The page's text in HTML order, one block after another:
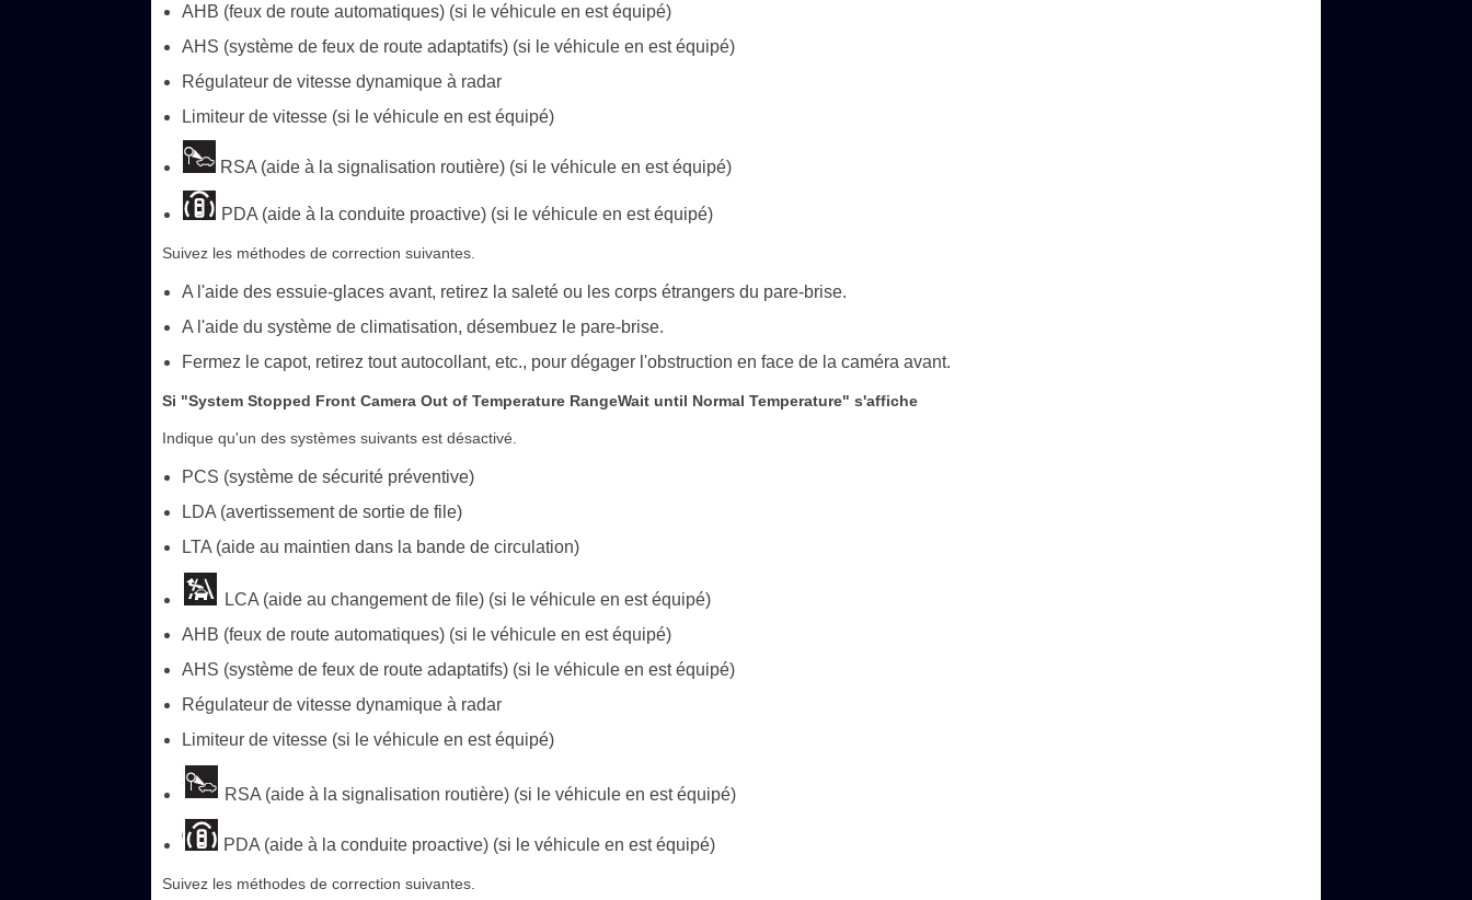
AHB (feux de route automatiques) (si le véhicule en est équipé)
AHS (système de feux de route adaptatifs) (si le véhicule en est équipé)
Régulateur de vitesse dynamique à radar
Limiteur de vitesse (si le véhicule en est équipé)
RSA (aide à la signalisation routière) (si le véhicule en est équipé)
PDA (aide à la conduite proactive) (si le véhicule en est équipé)
Suivez les méthodes de correction suivantes.
A l'aide des essuie-glaces avant, retirez la saleté ou les corps étrangers du pare-brise.
A l'aide du système de climatisation, désembuez le pare-brise.
Fermez le capot, retirez tout autocollant, etc., pour dégager l'obstruction en face de la caméra avant.
Si "System Stopped Front Camera Out of Temperature RangeWait until Normal Temperature" s'affiche
Indique qu'un des systèmes suivants est désactivé.
PCS (système de sécurité préventive)
LDA (avertissement de sortie de file)
LTA (aide au maintien dans la bande de circulation)
LCA (aide au changement de file) (si le véhicule en est équipé)
AHB (feux de route automatiques) (si le véhicule en est équipé)
AHS (système de feux de route adaptatifs) (si le véhicule en est équipé)
Régulateur de vitesse dynamique à radar
Limiteur de vitesse (si le véhicule en est équipé)
RSA (aide à la signalisation routière) (si le véhicule en est équipé)
PDA (aide à la conduite proactive) (si le véhicule en est équipé)
Suivez les méthodes de correction suivantes.